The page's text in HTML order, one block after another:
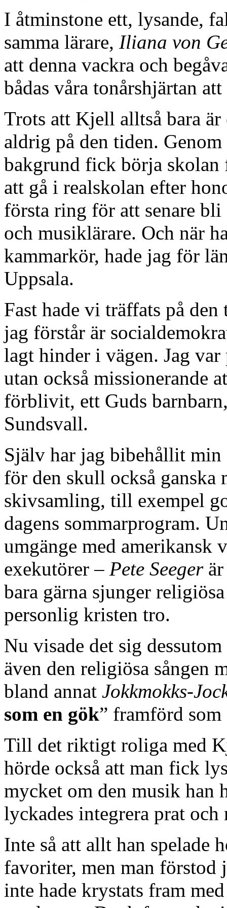
I åtminstone ett, lysande,
samma lärare, Iliana von
att denna vackra och
bådas våra tonårshjärtan
Trots att Kjell alltså bara
aldrig på den tiden.
bakgrund fick börja
att gå i realskolan efter
första ring för att senare
och musiklärare. Och när
kammarkör, hade jag för
Uppsala.
Fast hade vi träffats på
jag förstår är
lagt hinder i vägen. Jag
utan också missionerande
förblivit, ett Guds
Sundsvall.
Själv har jag bibehållit min
för den skull också
skivsamling, till exempel
dagens sommarprogram.
umgänge med amerikansk
exekutörer – Pete Seegerär
bara gärna sjunger
personlig kristen tro.
Nu visade det sig
även den religiösa sången
bland annat Jokkmokks-
som en gök” framförd
Till det riktigt roliga med
hörde också att man fick
mycket om den musik han
lyckades integrera prat och
Inte så att allt han spelade
favoriter, men man
inte hade krystats fram